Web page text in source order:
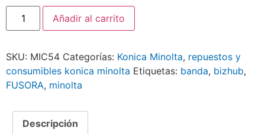
Añadir al carrito
SKU: MIC54 Categorías: Konica Minolta, repuestos y
consumibles konica minolta Etiquetas: banda, bizhub,
FUSORA, minolta
Descripción